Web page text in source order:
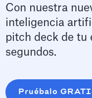
Con nuestra
inteligencia
pitch deck de tu
segundos.
Pruébalo